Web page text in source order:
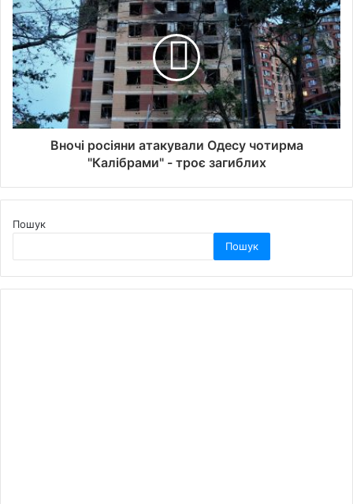
Вночі росіяни атакували Одесу чотирма
"Калібрами" - троє загиблих
Пошук
Пошук